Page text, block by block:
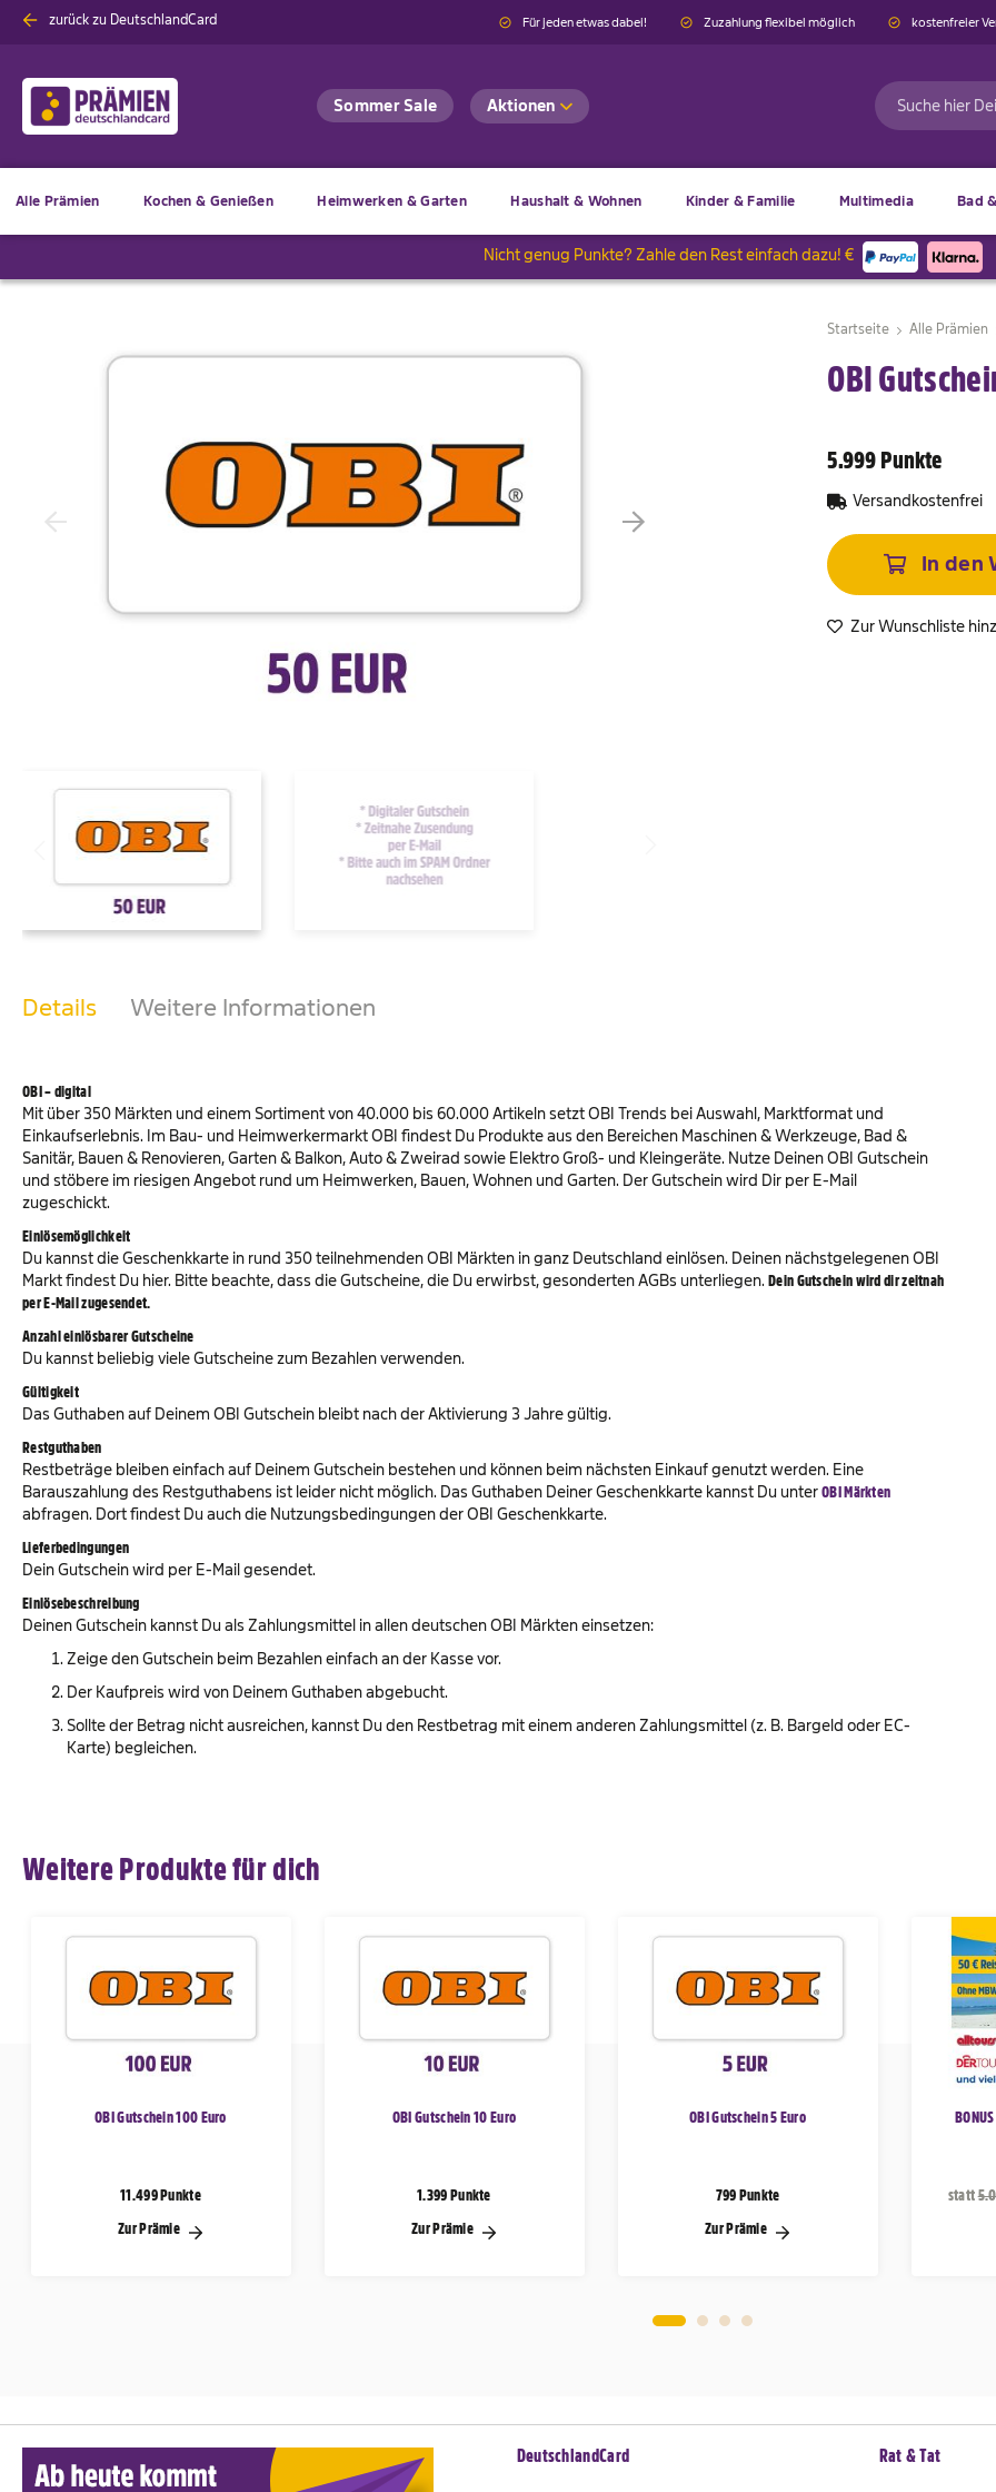
zurück zu DeutschlandCard Für jeden etwas dabei! Zuzahlung flexibel möglich kostenfreier
Zum
Sommer Sale Aktionen Suche
Kochen & Genießen Heimwerken & Garten Haushalt & Wohnen Kinder & Familie Multimedia Bad
Alle Prämien
Nicht genug Punkte? Zahle den Rest einfach dazu! €
Startseite Alle Prämien
OBI
5.999 Punkte
Versandkostenfrei
In den
Zur Wunschliste
Details
OBI – digital
Mit über 350 Märkten und einem Sortiment von 40.000 bis 60.000 Artikeln setzt OBI Trends bei Auswahl, Marktformat und
Einkaufserlebnis. Im Bau- und Heimwerkermarkt OBI findest Du Produkte aus den Bereichen Maschinen & Werkzeuge, Bad &
Sanitär, Bauen & Renovieren, Garten & Balkon, Auto & Zweirad sowie Elektro Groß- und Kleingeräte. Nutze Deinen OBI Gutschein
und stöbere im riesigen Angebot rund um Heimwerken, Bauen, Wohnen und Garten. Der Gutschein wird Dir per E-Mail
zugeschickt.
Einlösemöglichkeit
Du kannst die Geschenkkarte in rund 350 teilnehmenden OBI Märkten in ganz Deutschland einlösen. Deinen nächstgelegenen OBI
Markt findest Du hier. Bitte beachte, dass die Gutscheine, die Du erwirbst, gesonderten AGBs unterliegen. Dein Gutschein wird dir zeitnah
per E-Mail zugesendet.
Anzahl einlösbarer Gutscheine
Du kannst beliebig viele Gutscheine zum Bezahlen verwenden.
Gültigkeit
Das Guthaben auf Deinem OBI Gutschein bleibt nach der Aktivierung 3 Jahre gültig.
Restguthaben
Restbeträge bleiben einfach auf Deinem Gutschein bestehen und können beim nächsten Einkauf genutzt werden. Eine
Barauszahlung des Restguthabens ist leider nicht möglich. Das Guthaben Deiner Geschenkkarte kannst Du unter OBI Märkten
abfragen. Dort findest Du auch die Nutzungsbedingungen der OBI Geschenkkarte.
Lieferbedingungen
Dein Gutschein wird per E-Mail gesendet.
Einlösebeschreibung
Deinen Gutschein kannst Du als Zahlungsmittel in allen deutschen OBI Märkten einsetzen:
Zeige den Gutschein beim Bezahlen einfach an der Kasse vor.
Der Kaufpreis wird von Deinem Guthaben abgebucht.
Sollte der Betrag nicht ausreichen, kannst Du den Restbetrag mit einem anderen Zahlungsmittel (z. B. Bargeld oder EC-
Karte) begleichen.
Weitere Informationen
Weitere Produkte für dich
OBI Gutschein 100 Euro
11.499 Punkte
Zur Prämie
OBI Gutschein 10 Euro
1.399 Punkte
Zur Prämie
OBI Gutschein 5 Euro
799 Punkte
Zur Prämie
statt
DeutschlandCard Rat & Tat